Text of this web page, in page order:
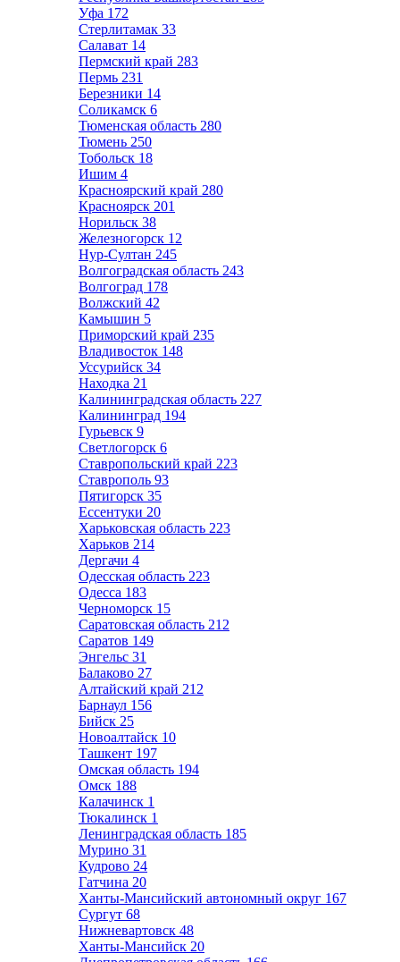
Уфа 172
Стерлитамак 33
Салават 14
Пермский край 283
Пермь 231
Березники 14
Соликамск 6
Тюменская область 280
Тюмень 250
Тобольск 18
Ишим 4
Красноярский край 280
Красноярск 201
Норильск 38
Железногорск 12
Нур-Султан 245
Волгоградская область 243
Волгоград 178
Волжский 42
Камышин 5
Приморский край 235
Владивосток 148
Уссурийск 34
Находка 21
Калининградская область 227
Калининград 194
Гурьевск 9
Светлогорск 6
Ставропольский край 223
Ставрополь 93
Пятигорск 35
Ессентуки 20
Харьковская область 223
Харьков 214
Дергачи 4
Одесская область 223
Одесса 183
Черноморск 15
Саратовская область 212
Саратов 149
Энгельс 31
Балаково 27
Алтайский край 212
Барнаул 156
Бийск 25
Новоалтайск 10
Ташкент 197
Омская область 194
Омск 188
Калачинск 1
Тюкалинск 1
Ленинградская область 185
Мурино 31
Кудрово 24
Гатчина 20
Ханты-Мансийский автономный округ 167
Сургут 68
Нижневартовск 48
Ханты-Мансийск 20